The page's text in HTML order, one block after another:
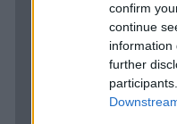
confirm
continue
information
further